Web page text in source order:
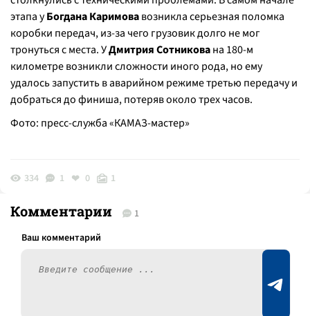
этапа уБогдана Каримовавозникла серьезная поломка
коробки передач, из-за чего грузовик долго не мог
тронуться с места. УДмитрия Сотникована 180-м
километре возникли сложности иного рода, но ему
удалось запустить в аварийном режиме третью передачу и
добраться до финиша, потеряв около трех часов.
Фото: пресс-служба «КАМАЗ-мастер»
334 1 0 1
Комментарии 1